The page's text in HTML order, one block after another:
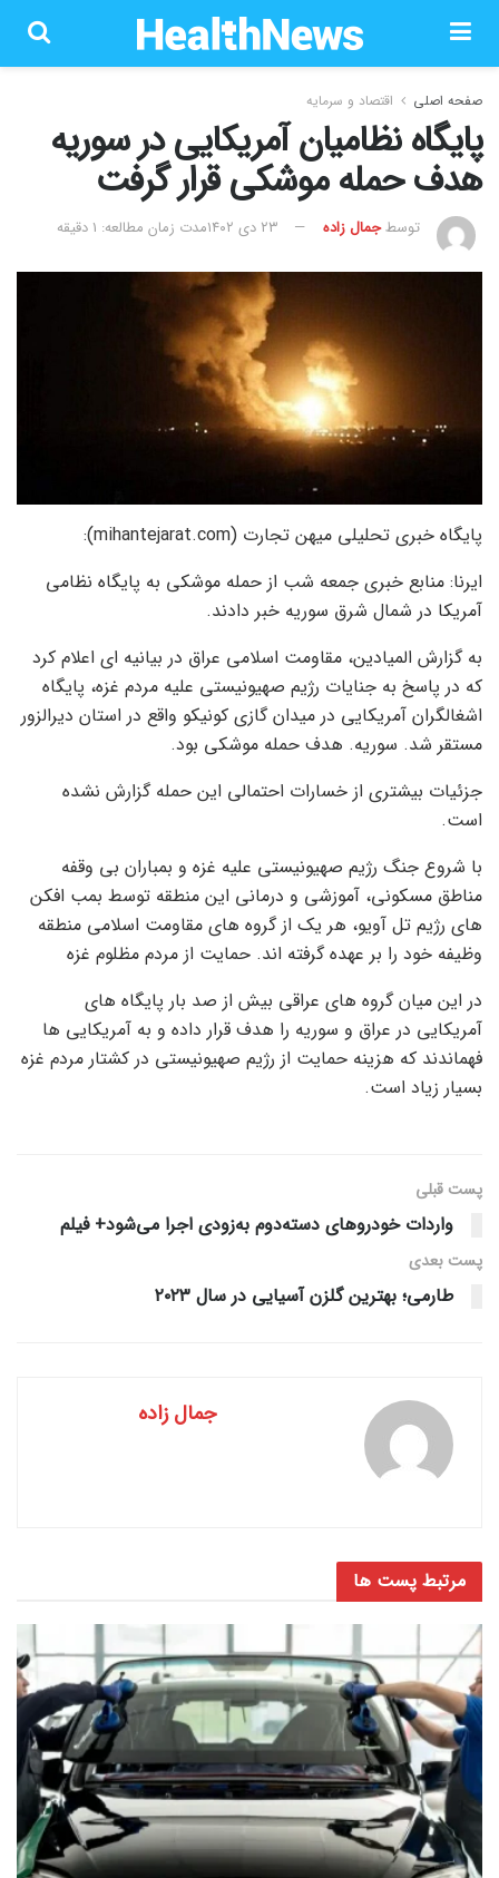
صفحه اصلی اقتصاد و سرمایه
پایگاه نظامیان آمریکایی در سوریه
هدف حمله موشکی قرار گرفت
توسطجمال زاده ۲۳ دی ۱۴۰۲ مدت زمان مطالعه: 1 دقیقه
پایگاه خبری تحلیلی میهن تجارت (mihantejarat.com):
ایرنا: منابع خبری جمعه شب از حمله موشکی به پایگاه نظامی
آمریکا در شمال شرق سوریه خبر دادند.
به گزارش المیادین، مقاومت اسلامی عراق در بیانیه ای اعلام کرد
که در پاسخ به جنایات رژیم صهیونیستی علیه مردم غزه، پایگاه
اشغالگران آمریکایی در میدان گازی کونیکو واقع در استان دیرالزور
مستقر شد. سوریه. هدف حمله موشکی بود.
جزئیات بیشتری از خسارات احتمالی این حمله گزارش نشده
است.
با شروع جنگ رژیم صهیونیستی علیه غزه و بمباران بی وقفه
مناطق مسکونی، آموزشی و درمانی این منطقه توسط بمب افکن
های رژیم تل آویو، هر یک از گروه های مقاومت اسلامی منطقه
وظیفه خود را بر عهده گرفته اند. حمایت از مردم مظلوم غزه
در این میان گروه های عراقی بیش از صد بار پایگاه های
آمریکایی در عراق و سوریه را هدف قرار داده و به آمریکایی ها
فهماندند که هزینه حمایت از رژیم صهیونیستی در کشتار مردم غزه
بسیار زیاد است.
پست قبلی
واردات خودروهای دسته‌دوم به‌زودی اجرا می‌شود+ فیلم
پست‌ بعدی
طارمی؛ بهترین گلزن آسیایی در سال ۲۰۲۳
جمال زاده
مرتبط پست ها